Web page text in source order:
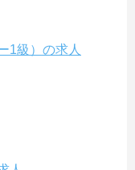
1級）の求人